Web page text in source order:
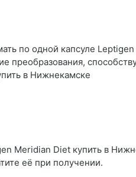
по одной капсуле
преобразования,
в Нижнекамске
Meridian Diet купить в
её при получении.